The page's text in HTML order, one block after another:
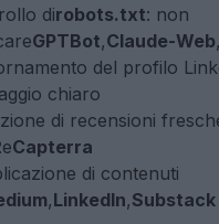
dirobots.txt: non
GPTBot,Claude-Web,
del profilo
chiaro
di recensioni
eCapterra
di contenuti
,LinkedIn,Substack